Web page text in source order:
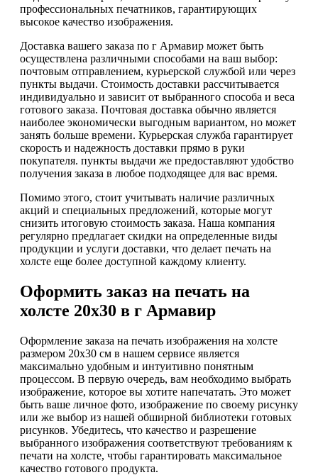
профессиональных печатников, гарантирующих
высокое качество изображения.
Доставка вашего заказа по г Армавир может быть
осуществлена различными способами на ваш выбор:
почтовым отправлением, курьерской службой или через
пункты выдачи. Стоимость доставки рассчитывается
индивидуально и зависит от выбранного способа и веса
готового заказа. Почтовая доставка обычно является
наиболее экономически выгодным вариантом, но может
занять больше времени. Курьерская служба гарантирует
скорость и надежность доставки прямо в руки
покупателя. пункты выдачи же предоставляют удобство
получения заказа в любое подходящее для вас время.
Помимо этого, стоит учитывать наличие различных
акций и специальных предложений, которые могут
снизить итоговую стоимость заказа. Наша компания
регулярно предлагает скидки на определенные виды
продукции и услуги доставки, что делает печать на
холсте еще более доступной каждому клиенту.
Оформить заказ на печать на
холсте 20х30 в г Армавир
Оформление заказа на печать изображения на холсте
размером 20х30 см в нашем сервисе является
максимально удобным и интуитивно понятным
процессом. В первую очередь, вам необходимо выбрать
изображение, которое вы хотите напечатать. Это может
быть ваше личное фото, изображение по своему рисунку
или же выбор из нашей обширной библиотеки готовых
рисунков. Убедитесь, что качество и разрешение
выбранного изображения соответствуют требованиям к
печати на холсте, чтобы гарантировать максимальное
качество готового продукта.